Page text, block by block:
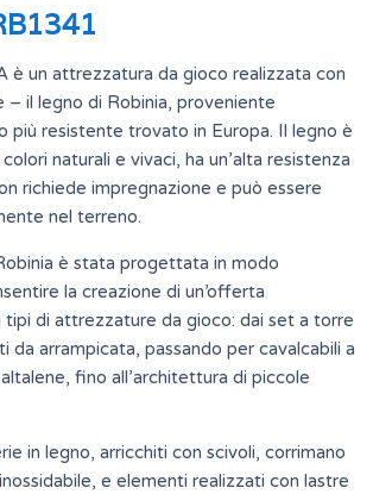
è un attrezzatura da gioco realizzata con
– il legno di Robinia, proveniente
più resistente trovato in Europa. Il legno è
naturali e vivaci, ha un’alta resistenza
richiede impregnazione e può essere
nel terreno.
è stata progettata in modo
la creazione di un’offerta
di attrezzature da gioco: dai set a torre
da arrampicata, passando per cavalcabili a
fino all’architettura di piccole
in legno, arricchiti con scivoli, corrimano
e elementi realizzati con lastre